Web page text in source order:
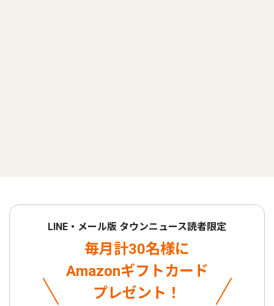
LINE・メール版 タウンニュース読者限定
毎月計30名様に
Amazonギフトカード
プレゼント！